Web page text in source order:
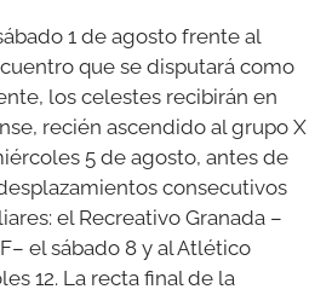
1 de agosto frente al
que se disputará como
los celestes recibirán en
recién ascendido al grupo X
5 de agosto, antes de
consecutivos
el Recreativo Granada –
el sábado 8 y al Atlético
12. La recta final de la